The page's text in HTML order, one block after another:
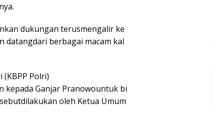
dukungan terusmengalir ke
datangdari berbagai macam kal
Polri)
kepada Ganjar Pranowountuk bi
oleh Ketua Umum